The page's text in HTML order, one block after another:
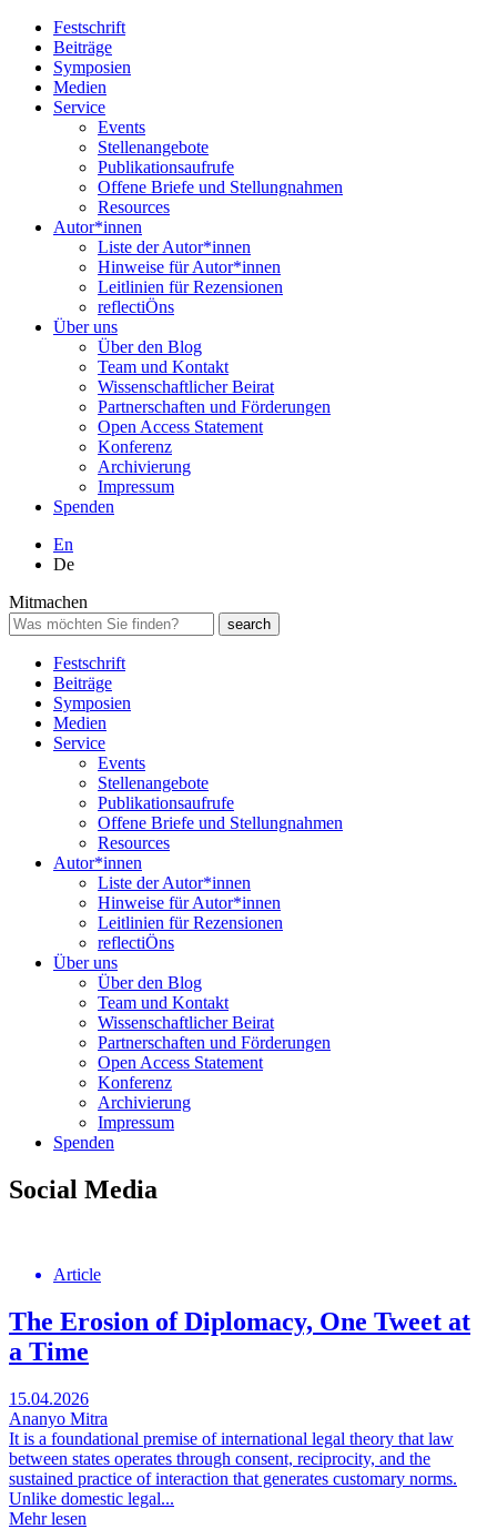
Festschrift
Beiträge
Symposien
Medien
Service
Events
Stellenangebote
Publikationsaufrufe
Offene Briefe und Stellungnahmen
Resources
Autor*innen
Liste der Autor*innen
Hinweise für Autor*innen
Leitlinien für Rezensionen
reflectiÖns
Über uns
Über den Blog
Team und Kontakt
Wissenschaftlicher Beirat
Partnerschaften und Förderungen
Open Access Statement
Konferenz
Archivierung
Impressum
Spenden
En
De
Mitmachen
Festschrift
Beiträge
Symposien
Medien
Service
Events
Stellenangebote
Publikationsaufrufe
Offene Briefe und Stellungnahmen
Resources
Autor*innen
Liste der Autor*innen
Hinweise für Autor*innen
Leitlinien für Rezensionen
reflectiÖns
Über uns
Über den Blog
Team und Kontakt
Wissenschaftlicher Beirat
Partnerschaften und Förderungen
Open Access Statement
Konferenz
Archivierung
Impressum
Spenden
Social Media
Article
The Erosion of Diplomacy, One Tweet at
a Time
15.04.2026
Ananyo Mitra
It is a foundational premise of international legal theory that law
between states operates through consent, reciprocity, and the
sustained practice of interaction that generates customary norms.
Unlike domestic legal...
Mehr lesen